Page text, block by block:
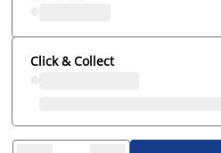
Click & Collect